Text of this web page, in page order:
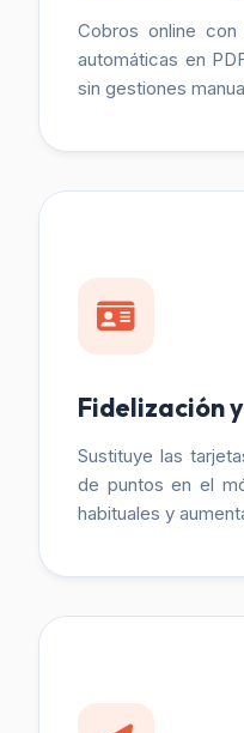
Cobros online
automáticas en
sin gestiones
Fidelización
Sustituye las
de puntos en el
habituales y